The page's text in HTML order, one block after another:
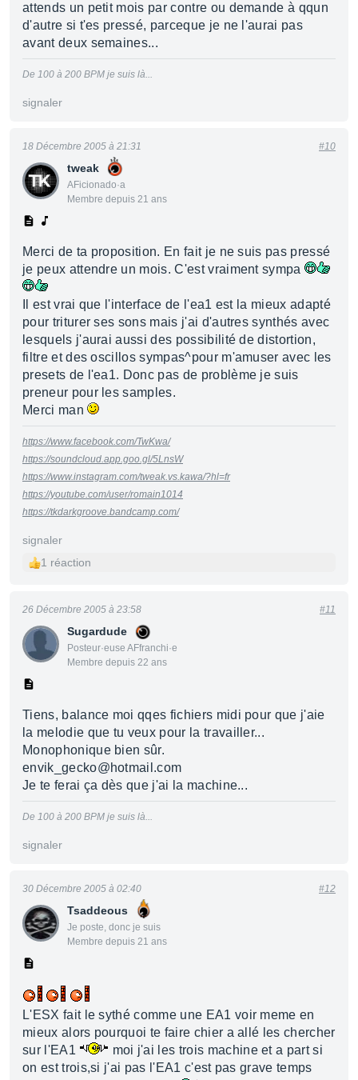
attends un petit mois par contre ou demande à qqun
d'autre si t'es pressé, parceque je ne l'aurai pas
avant deux semaines...
De 100 à 200 BPM je suis là...
signaler
tweak
AFicionado·a
Membre depuis 21 ans
18 Décembre 2005 à 21:31 #10
Merci de ta proposition. En fait je ne suis pas pressé
je peux attendre un mois. C'est vraiment sympa
Il est vrai que l'interface de l'ea1 est la mieux adapté
pour triturer ses sons mais j'ai d'autres synthés avec
lesquels j'aurai aussi des possibilité de distortion,
filtre et des oscillos sympas^pour m'amuser avec les
presets de l'ea1. Donc pas de problème je suis
preneur pour les samples.
Merci man
https://www.facebook.com/TwKwa/
https://soundcloud.app.goo.gl/5LnsW
https://www.instagram.com/tweak.vs.kawa/?hl=fr
https://youtube.com/user/romain1014
https://tkdarkgroove.bandcamp.com/
signaler
1 réaction
Sugardude
Posteur·euse AFfranchi·e
Membre depuis 22 ans
26 Décembre 2005 à 23:58 #11
Tiens, balance moi qqes fichiers midi pour que j'aie
la melodie que tu veux pour la travailler...
Monophonique bien sûr.
envik_gecko@hotmail.com
Je te ferai ça dès que j'ai la machine...
De 100 à 200 BPM je suis là...
signaler
Tsaddeous
Je poste, donc je suis
Membre depuis 21 ans
30 Décembre 2005 à 02:40 #12
L'ESX fait le sythé comme une EA1 voir meme en
mieux alors pourquoi te faire chier a allé les chercher
sur l'EA1
moi j'ai les trois machine et a part si
on est trois,si j'ai pas l'EA1 c'est pas grave temps